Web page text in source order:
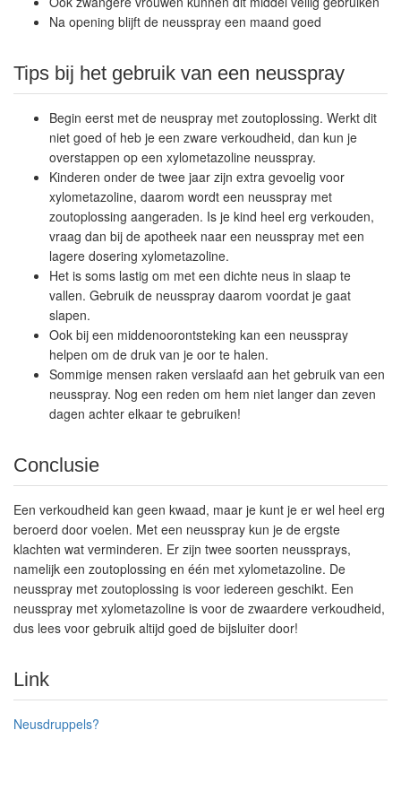
Na opening blijft de neusspray een maand goed
Tips bij het gebruik van een neusspray
Begin eerst met de neuspray met zoutoplossing. Werkt dit
niet goed of heb je een zware verkoudheid, dan kun je
overstappen op een xylometazoline neusspray.
Kinderen onder de twee jaar zijn extra gevoelig voor
xylometazoline, daarom wordt een neusspray met
zoutoplossing aangeraden. Is je kind heel erg verkouden,
vraag dan bij de apotheek naar een neusspray met een
lagere dosering xylometazoline.
Het is soms lastig om met een dichte neus in slaap te
vallen. Gebruik de neusspray daarom voordat je gaat
slapen.
Ook bij een middenoorontsteking kan een neusspray
helpen om de druk van je oor te halen.
Sommige mensen raken verslaafd aan het gebruik van een
neusspray. Nog een reden om hem niet langer dan zeven
dagen achter elkaar te gebruiken!
Conclusie
Een verkoudheid kan geen kwaad, maar je kunt je er wel heel erg
beroerd door voelen. Met een neusspray kun je de ergste
klachten wat verminderen. Er zijn twee soorten neussprays,
namelijk een zoutoplossing en één met xylometazoline. De
neusspray met zoutoplossing is voor iedereen geschikt. Een
neusspray met xylometazoline is voor de zwaardere verkoudheid,
dus lees voor gebruik altijd goed de bijsluiter door!
Link
Neusdruppels?